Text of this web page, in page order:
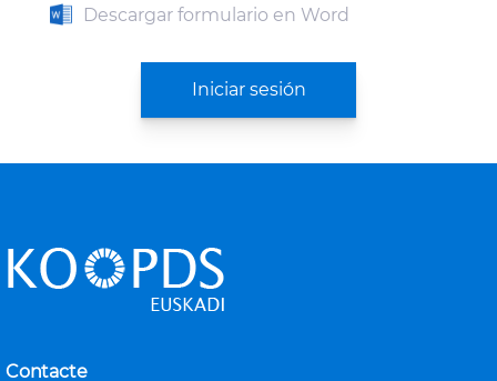
Descargar formulario en Word
Iniciar sesión
Contacte